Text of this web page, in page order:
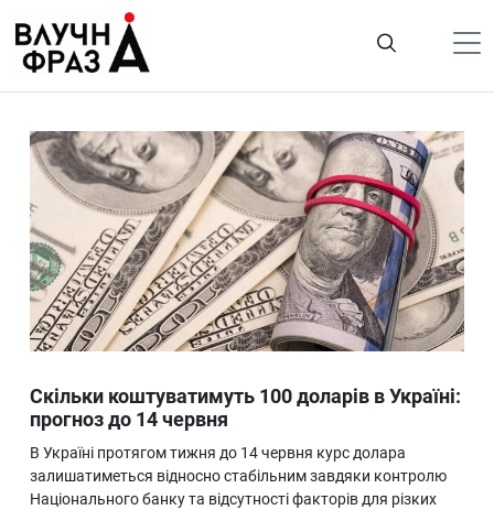
содержимому
Гроші
Життя
Лайфстайл
ТехноНаука
Людина
Ukraine
Про нас
Скільки коштуватимуть 100 доларів в Україні:
прогноз до 14 червня
В Україні протягом тижня до 14 червня курс долара
залишатиметься відносно стабільним завдяки контролю
Національного банку та відсутності факторів для різких